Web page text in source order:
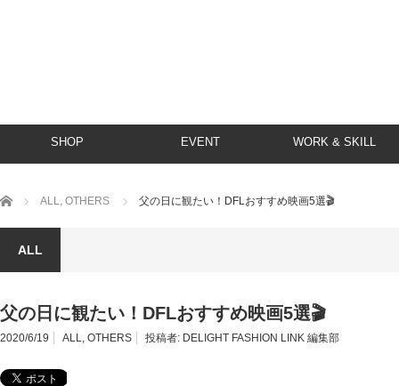
SHOP EVENT WORK & SKILL
ホーム ALL, OTHERS 父の日に観たい！DFLおすすめ映画5選🎬
ALL
父の日に観たい！DFLおすすめ映画5選🎬
2020/6/19 ALL, OTHERS 投稿者: DELIGHT FASHION LINK 編集部